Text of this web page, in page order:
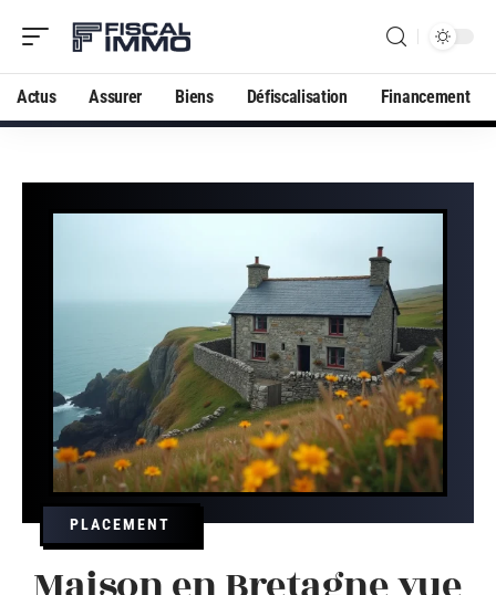
Actus Assurer Biens Défiscalisation Financement
PLACEMENT